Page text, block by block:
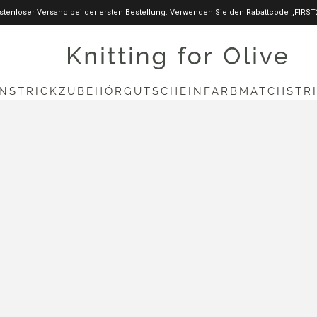
Versand bei der ersten Bestellung. Verwenden Sie den Rabattcode
knittingforolive.com
STRICKZUBEHÖR GUTSCHEIN FARBMATCH